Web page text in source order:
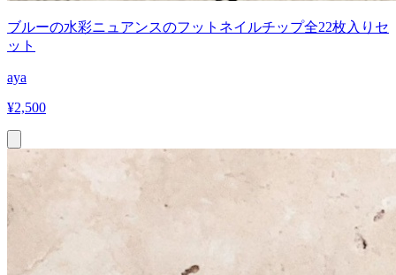
ブルーの水彩ニュアンスのフットネイルチップ全22枚入りセ
ット
aya
¥2,500